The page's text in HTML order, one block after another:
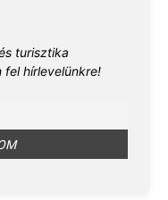
turisztika
hírlevelünkre!